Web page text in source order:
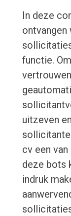
In deze
functie.
uitzeven
cv een
deze bots
indruk